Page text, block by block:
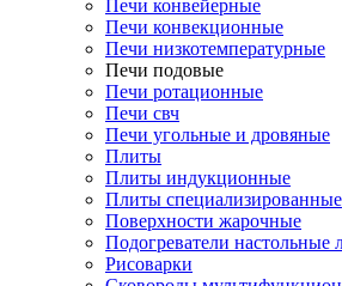
Печи конвейерные
Печи конвекционные
Печи низкотемпературные
Печи подовые
Печи ротационные
Печи свч
Печи угольные и дровяные
Плиты
Плиты индукционные
Плиты специализированные
Поверхности жарочные
Подогреватели настольные
Рисоварки